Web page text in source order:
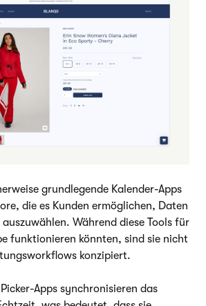
grundlegende Kalender-Apps
die es Kunden ermöglichen, Daten
Während diese Tools für
funktionieren könnten, sind sie nicht
konzipiert.
Apps synchronisieren das